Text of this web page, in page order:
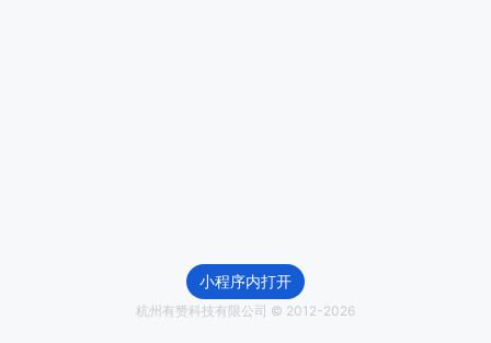
小程序内打开
杭州有赞科技有限公司 © 2012-2026